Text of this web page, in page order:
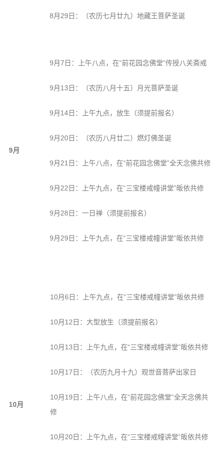
8月29日：（农历七月廿九）地藏王菩萨圣诞
9月
9月7日：上午八点，在“前花园念佛堂”传授八关斋戒
9月13日：（农历八月十五）月光菩萨圣诞
9月14日：上午九点，放生（须提前报名）
9月20日：（农历八月廿二）燃灯佛圣诞
9月21日：上午八点，在“前花园念佛堂”全天念佛共修
9月22日：上午九点，在“三宝楼戒幢讲堂”皈依共修
9月28日：一日禅（须提前报名）
9月29日：上午九点，在“三宝楼戒幢讲堂”皈依共修
10月
10月6日：上午九点，在“三宝楼戒幢讲堂”皈依共修
10月12日：大型放生（须提前报名）
10月13日：上午九点，在“三宝楼戒幢讲堂”皈依共修
10月17日：（农历九月十九）观世音菩萨出家日
10月19日：上午八点，在“前花园念佛堂”全天念佛共
修
10月20日：上午九点，在“三宝楼戒幢讲堂”皈依共修